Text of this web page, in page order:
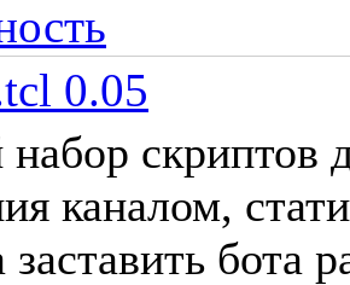
0.05
скриптов
каналом,
бота